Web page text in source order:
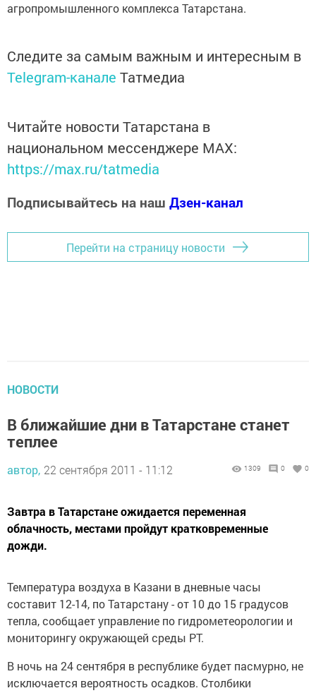
агропромышленного комплекса Татарстана.
Следите за самым важным и интересным в
Telegram-канале Татмедиа
Читайте новости Татарстана в
национальном мессенджере MАХ:
https://max.ru/tatmedia
Подписывайтесь на наш Дзен-канал
Перейти на страницу новости
НОВОСТИ
В ближайшие дни в Татарстане станет
теплее
автор, 22 сентября 2011 - 11:12 1309 0 0
Завтра в Татарстане ожидается переменная
облачность, местами пройдут кратковременные
дожди.
Температура воздуха в Казани в дневные часы
составит 12-14, по Татарстану - от 10 до 15 градусов
тепла, сообщает управление по гидрометеорологии и
мониторингу окружающей среды РТ.
В ночь на 24 сентября в республике будет пасмурно, не
исключается вероятность осадков. Столбики